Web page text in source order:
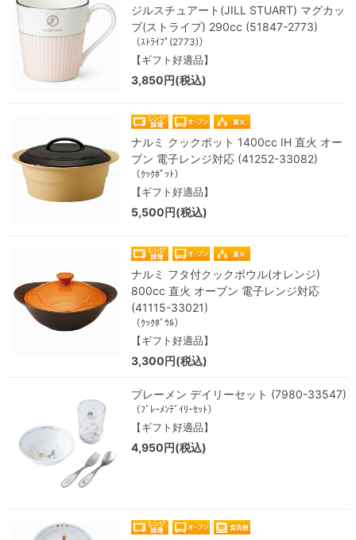
ジルスチュアート(JILL STUART) マグカッ
プ(ストライプ) 290cc (51847-2773)
（ｽﾄﾗｲﾌﾟ(2773)）
【ギフト好適品】
3,850円(税込)
ナルミ クックポット 1400cc IH 直火 オー
ブン 電子レンジ対応 (41252-33082)
（ｸｯｸﾎﾟｯﾄ）
【ギフト好適品】
5,500円(税込)
ナルミ フタ付クックボウル(オレンジ)
800cc 直火 オーブン 電子レンジ対応
(41115-33021)
（ｸｯｸﾎﾞｳﾙ）
【ギフト好適品】
3,300円(税込)
ブレーメン デイリーセット (7980-33547)
（ﾌﾞﾚｰﾒﾝﾃﾞｲﾘｰｾｯﾄ）
【ギフト好適品】
4,950円(税込)